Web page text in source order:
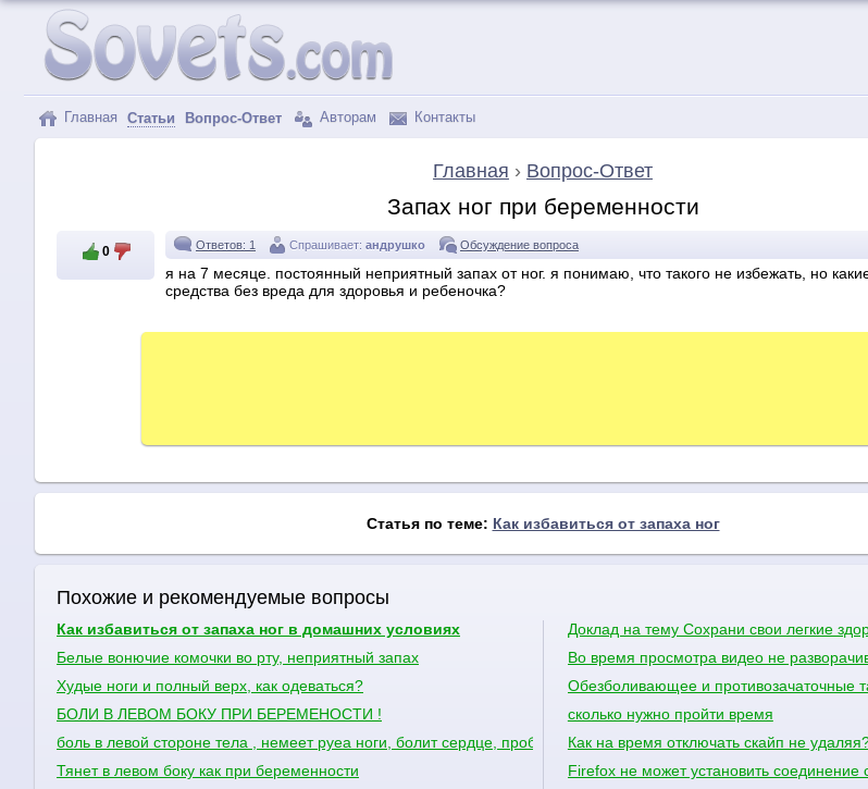
Главная Статьи Вопрос-Ответ Авторам Контакты
Главная › Вопрос-Ответ
Запах ног при беременности
0 Ответов: 1 Спрашивает: андрушко Обсуждение вопроса
я на 7 месяце. постоянный неприятный запах от ног. я понимаю, что такого не избежать, но
средства без вреда для здоровья и ребеночка?
Статья по теме: Как избавиться от запаха ног
Похожие и рекомендуемые вопросы
Как избавиться от запаха ног в домашних условиях
Белые вонючие комочки во рту, неприятный запах
Худые ноги и полный верх, как одеваться?
БОЛИ В ЛЕВОМ БОКУ ПРИ БЕРЕМЕНОСТИ !
боль в левой стороне тела , немеет руеа ноги, болит сердце, проблему с сосудами!
Тянет в левом боку как при беременности
Доклад на тему Сохрани свои легкие
Во время просмотра видео не
Обезболивающее и противозачаточные
сколько нужно пройти время
Как на время отключать скайп не
Firefox не может установить